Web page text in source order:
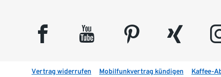
facebook youtube pinterest xing
Vertrag widerrufen Mobilfunkvertrag kündigen Kaffee-